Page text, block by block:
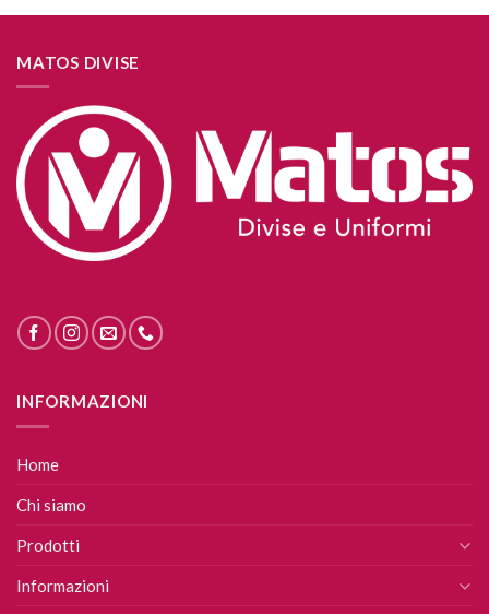
MATOS DIVISE
INFORMAZIONI
Home
Chi siamo
Prodotti
Informazioni